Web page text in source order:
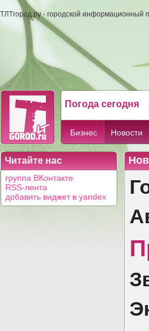
ТЛТгород.ру - городской информационный
Погода сегодня
Бизнес Новости
Читайте нас
группа ВКонтакте
RSS-лента
добавить виджет в yandex